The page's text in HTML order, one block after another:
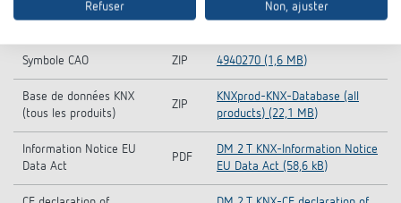
Base de données KNX ZIP DM 4 T KNX (579,8 kB)
Symbole CAO ZIP 4940270 (1,6 MB)
Base de données KNX
(tous les produits)
ZIP
KNXprod-KNX-Database (all
products) (22,1 MB)
Information Notice EU
Data Act
PDF
DM 2 T KNX-Information Notice
EU Data Act (58,6 kB)
Refuser Non, ajuster